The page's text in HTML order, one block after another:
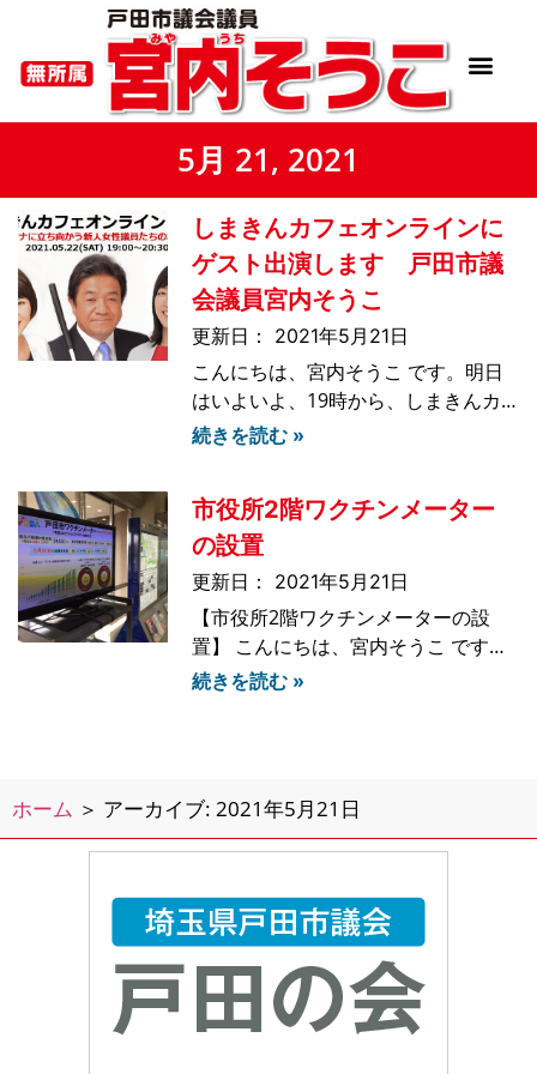
5月 21, 2021
しまきんカフェオンラインに
ゲスト出演します 戸田市議
会議員宮内そうこ
2021年5月21日
こんにちは、宮内そうこ です。明日
はいよいよ、19時から、しまきんカ
フェオンラインを開催します！！先週
サポートくださる方々と、zoomで画
像や音声のチェックをしました。いよ
いよ、明日の19時から
続きを読む »
市役所2階ワクチンメーター
の設置
2021年5月21日
【市役所2階ワクチンメーターの設
置】 こんにちは、宮内そうこ です。
戸田市では、毎日のようにワクチン接
ーに、ワクチンメーター
続きを読む »
ホーム ＞ アーカイブ: 2021年5月21日